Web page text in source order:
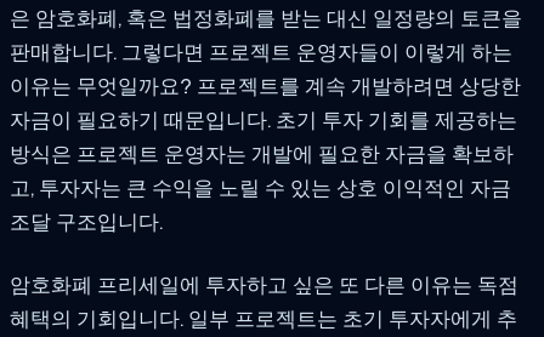
은 암호화폐, 혹은 법정화폐를 받는 대신 일정량의 토큰을
판매합니다. 그렇다면 프로젝트 운영자들이 이렇게 하는
이유는 무엇일까요? 프로젝트를 계속 개발하려면 상당한
자금이 필요하기 때문입니다. 초기 투자 기회를 제공하는
방식은 프로젝트 운영자는 개발에 필요한 자금을 확보하
고, 투자자는 큰 수익을 노릴 수 있는 상호 이익적인 자금
조달 구조입니다.
암호화폐 프리세일에 투자하고 싶은 또 다른 이유는 독점
혜택의 기회입니다. 일부 프로젝트는 초기 투자자에게 추